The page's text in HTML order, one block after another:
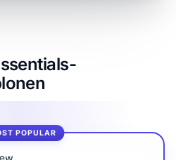
POPULAR